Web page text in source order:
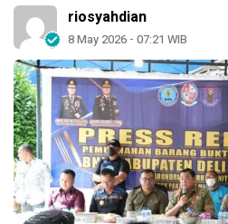
riosyahdian
8 May 2026 - 07:21 WIB